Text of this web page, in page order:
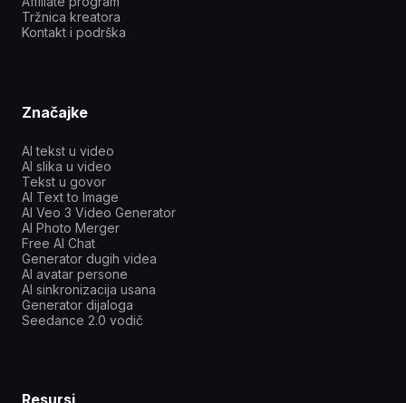
Tržnica kreatora
Kontakt i podrška
Značajke
AI tekst u video
AI slika u video
Tekst u govor
AI Text to Image
AI Veo 3 Video Generator
AI Photo Merger
Free AI Chat
Generator dugih videa
AI avatar persone
AI sinkronizacija usana
Generator dijaloga
Seedance 2.0 vodič
Resursi